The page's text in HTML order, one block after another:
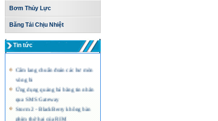
Bơm Thủy Lực
Băng Tải Chịu Nhiệt
Tin tức
Cẩm lang chuẩn đoán các hư mòn
vòng bi
Ứng dụng quảng bá bằng tin nhắn
qua SMS Gateway
Storm 2 - BlackBerry không bàn
phím thứ hai của RIM